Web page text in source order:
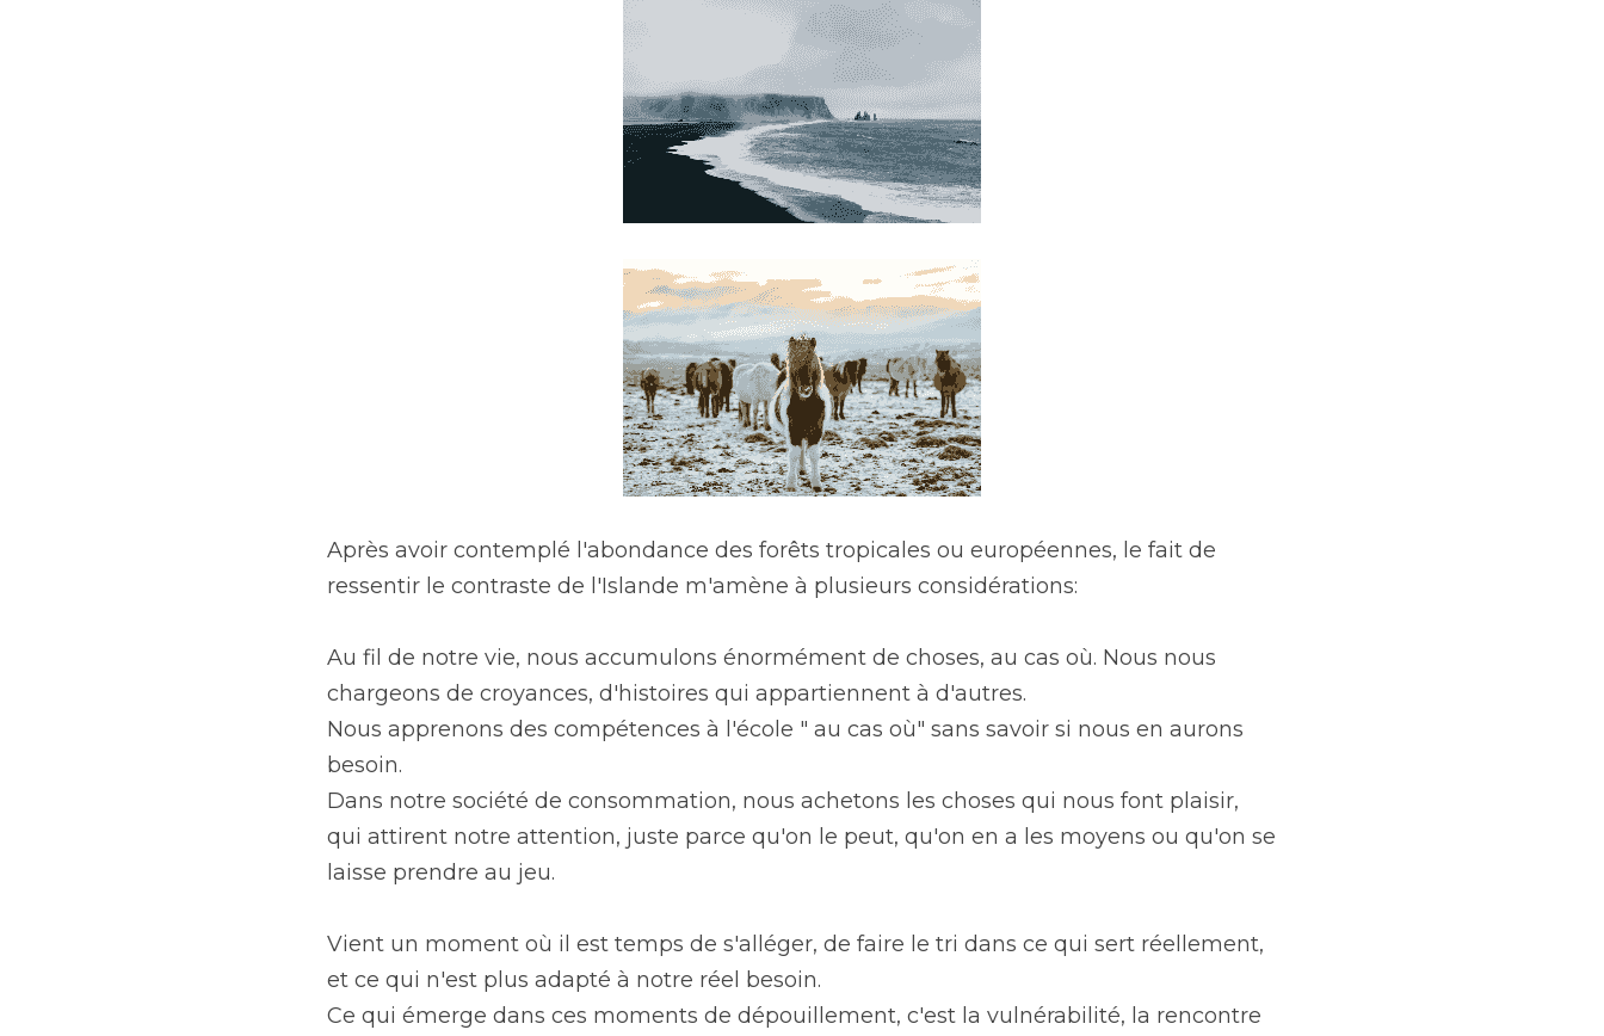
Après avoir contemplé l'abondance des forêts tropicales ou européennes, le fait de
ressentir le contraste de l'Islande m'amène à plusieurs considérations:
Au fil de notre vie, nous accumulons énormément de choses, au cas où. Nous nous
chargeons de croyances, d'histoires qui appartiennent à d'autres.
Nous apprenons des compétences à l'école " au cas où" sans savoir si nous en aurons
besoin.
Dans notre société de consommation, nous achetons les choses qui nous font plaisir,
qui attirent notre attention, juste parce qu'on le peut, qu'on en a les moyens ou qu'on se
laisse prendre au jeu.
Vient un moment où il est temps de s'alléger, de faire le tri dans ce qui sert réellement,
et ce qui n'est plus adapté à notre réel besoin.
Ce qui émerge dans ces moments de dépouillement, c'est la vulnérabilité, la rencontre